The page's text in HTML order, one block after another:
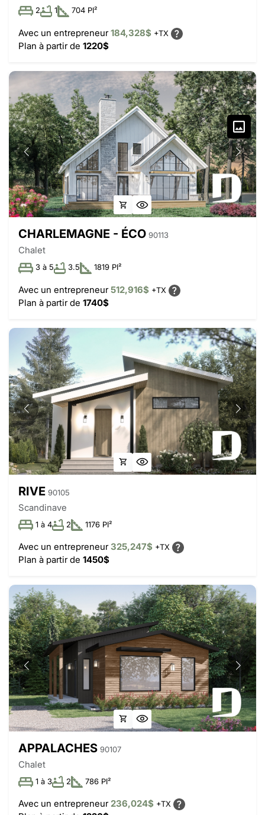
2 1 704 PI²
Avec un entrepreneur184,328$ +TX
Plan à partir de 1220$
CHARLEMAGNE - ÉCO 90113
Chalet
3 à 5 3.5 1819 PI²
Avec un entrepreneur512,916$ +TX
Plan à partir de 1740$
RIVE 90105
Scandinave
1 à 4 2 1176 PI²
Avec un entrepreneur325,247$ +TX
Plan à partir de 1450$
APPALACHES 90107
Chalet
1 à 3 2 786 PI²
Avec un entrepreneur236,024$ +TX